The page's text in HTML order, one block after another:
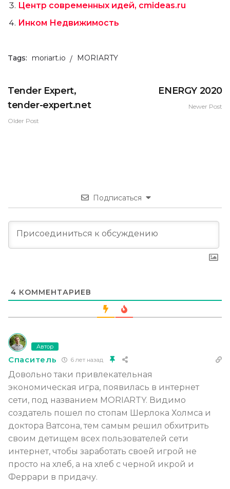
Центр современных идей, cmideas.ru
Инком Недвижимость
Tags: moriart.io MORIARTY
Tender Expert,
tender-expert.net
Older Post
ENERGY 2020
Newer Post
Подписаться
4 КОММЕНТАРИЕВ
Автор
Спаситель 6 лет назад
Довольно таки привлекательная
экономическая игра, появилась в интернет
сети, под названием MORIARTY. Видимо
создатель пошел по стопам Шерлока Холмса и
доктора Ватсона, тем самым решил обхитрить
своим детищем всех пользователей сети
интернет, чтобы заработать своей игрой не
просто на хлеб, а на хлеб с черной икрой и
Феррари в придачу.